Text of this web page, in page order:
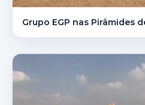
Grupo EGP nas Pirâmides